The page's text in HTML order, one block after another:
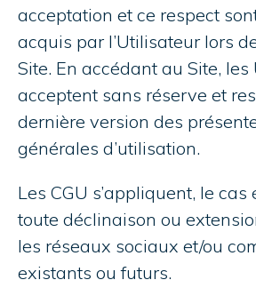
acceptation et ce respect
acquis par l’Utilisateur lors
Site. En accédant au Site,
acceptent sans réserve et
dernière version des
générales d’utilisation.
Les CGU s’appliquent, le cas
toute déclinaison ou
les réseaux sociaux et/ou
existants ou futurs.